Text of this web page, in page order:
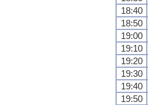
18:40
18:50
19:00
19:10
19:20
19:30
19:40
19:50